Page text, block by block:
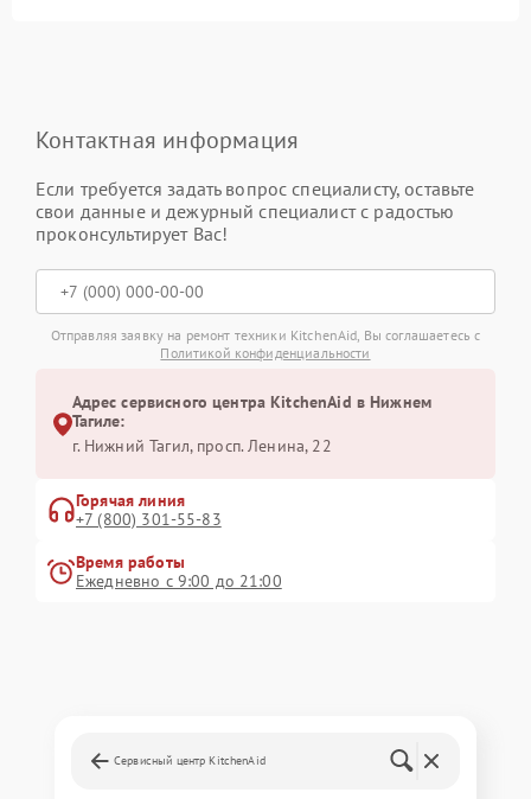
Контактная информация
Если требуется задать вопрос специалисту, оставьте
свои данные и дежурный специалист с радостью
проконсультирует Вас!
Отправляя заявку на ремонт техники KitchenAid, Вы соглашаетесь с
Политикой конфиденциальности
Адрес сервисного центра KitchenAid в Нижнем
Тагиле:
г. Нижний Тагил, просп. Ленина, 22
Горячая линия
+7 (800) 301-55-83
Время работы
Ежедневно с 9:00 до 21:00
Сервисный центр KitchenAid